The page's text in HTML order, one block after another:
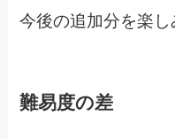
今後の追加分を楽し
難易度の差